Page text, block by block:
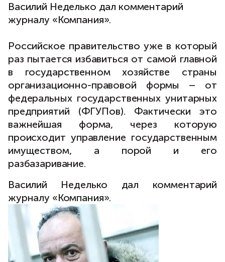
Василий Неделько дал комментарий
журналу «Компания».
Российское правительство уже в который
раз пытается избавиться от самой главной
в государственном хозяйстве страны
организационно-правовой формы – от
федеральных государственных унитарных
предприятий (ФГУПов). Фактически это
важнейшая форма, через которую
происходит управление государственным
имуществом, а порой и его
разбазаривание.
Василий Неделько дал комментарий
журналу «Компания».